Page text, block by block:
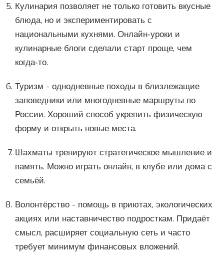
Кулинария позволяет не только готовить вкусные
блюда, но и экспериментировать с
национальными кухнями. Онлайн‑уроки и
кулинарные блоги сделали старт проще, чем
когда‑то.
Туризм - однодневные походы в близлежащие
заповедники или многодневные маршруты по
России. Хороший способ укрепить физическую
форму и открыть новые места.
Шахматы тренируют стратегическое мышление и
память. Можно играть онлайн, в клубе или дома с
семьёй.
Волонтёрство - помощь в приютах, экологических
акциях или наставничество подросткам. Придаёт
смысл, расширяет социальную сеть и часто
требует минимум финансовых вложений.